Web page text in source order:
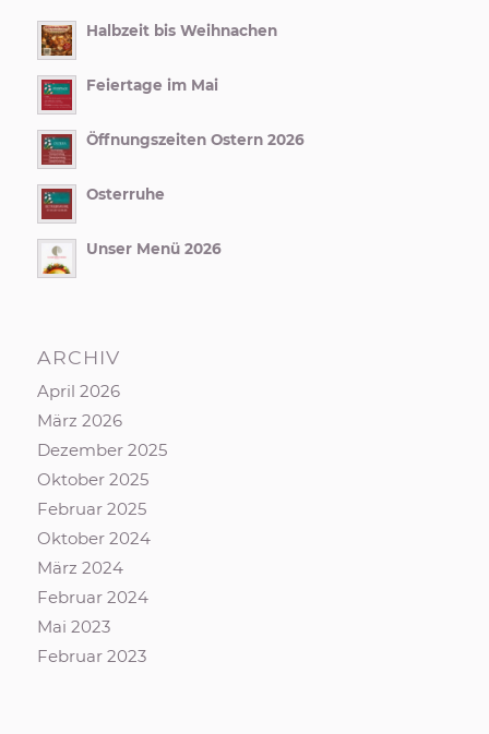
Halbzeit bis Weihnachen
Feiertage im Mai
Öffnungszeiten Ostern 2026
Osterruhe
Unser Menü 2026
ARCHIV
April 2026
März 2026
Dezember 2025
Oktober 2025
Februar 2025
Oktober 2024
März 2024
Februar 2024
Mai 2023
Februar 2023